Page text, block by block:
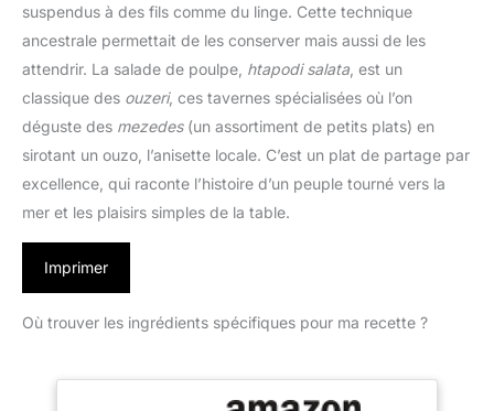
suspendus à des fils comme du linge. Cette technique
ancestrale permettait de les conserver mais aussi de les
attendrir. La salade de poulpe, htapodi salata , est un
classique des ouzeri, ces tavernes spécialisées où l’on
déguste des mezedes(un assortiment de petits plats) en
sirotant un ouzo, l’anisette locale. C’est un plat de partage par
excellence, qui raconte l’histoire d’un peuple tourné vers la
mer et les plaisirs simples de la table.
Imprimer
Où trouver les ingrédients spécifiques pour ma recette ?